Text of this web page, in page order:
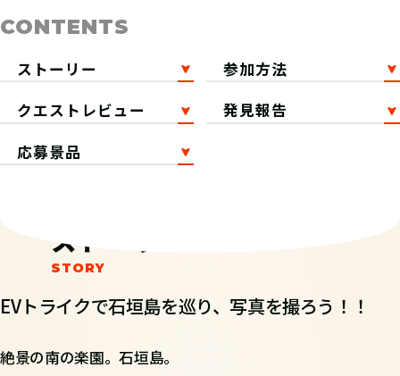
CONTENTS
ストーリー
参加方法
クエストレビュー
発見報告
応募景品
ストーリー
EVトライクで石垣島を巡り、写真を撮ろう！！
絶景の南の楽園。石垣島。